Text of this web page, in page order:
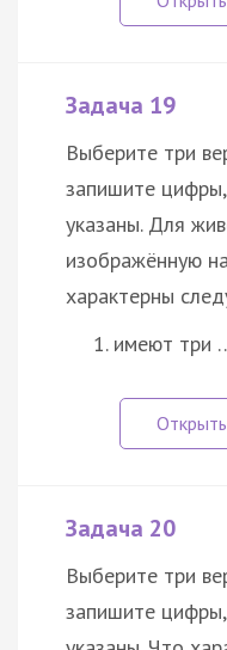
Задача 19
Выберите три
запишите
указаны. Для
изображённую
характерны
имеют три
Задача 20
Выберите три
запишите